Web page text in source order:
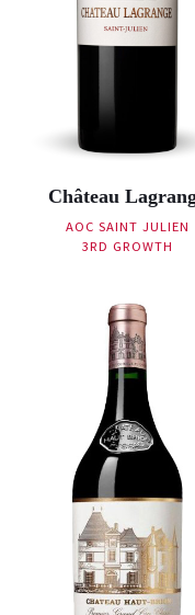
Château
AOC SAINT JULIEN
3RD GROWTH